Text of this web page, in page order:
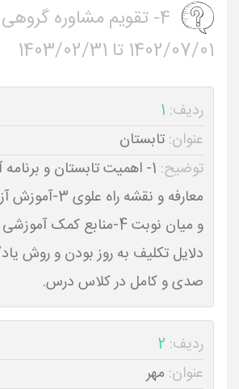
4- تقویم مشاوره
1402/07/01 تا 1403/02/31
ردیف: 1
عنوان: تابستان
توضیح:
معارفه و نقشه
دلایل تکلیف به روز بودن و روش
صدی و کامل در کلاس درس.
ردیف: 2
عنوان: مهر